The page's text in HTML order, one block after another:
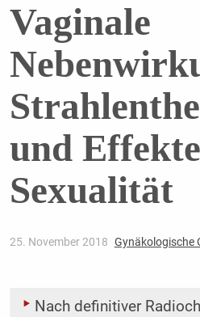
Vaginale
und
Sexualität
25. November 2018 Gynäkologische
Nach definitiver